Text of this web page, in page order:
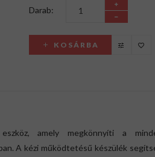
Darab:
KOSÁRBA
amely megkönnyíti a
A kézi működtetésű készülék